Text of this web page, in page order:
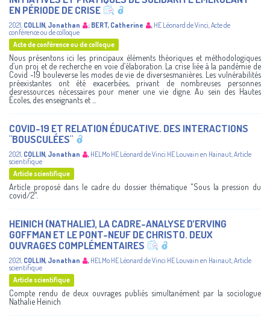
EN PÉRIODE DE CRISE
2021 COLLIN, Jonathan ; BERT, Catherine , HE Léonard de Vinci Acte de
conférence ou de colloque
Acte de conférence ou de colloque
Nous présentons ici les principaux éléments théoriques et méthodologiques
d’un proj et de recherche en voie d’élaboration. La crise liée à la pandémie de
Covid -19 bouleverse les modes de vie de diversesmanières. Les vulnérabilités
préexistantes ont été exacerbées, privant de nombreuses personnes
desressources nécessaires pour mener une vie digne. Au sein des Hautes
Écoles, des enseignants et ...
COVID-19 ET RELATION ÉDUCATIVE. DES INTERACTIONS
"BOUSCULÉES"
2021 COLLIN, Jonathan , HELMo HE Léonard de Vinci HE Louvain en Hainaut Article
scientifique
Article scientifique
Article proposé dans le cadre du dossier thématique "Sous la pression du
covid/2".
HEINICH (NATHALIE), LA CADRE-ANALYSE D’ERVING
GOFFMAN ET LE PONT-NEUF DE CHRISTO. DEUX
OUVRAGES COMPLÉMENTAIRES
2021, COLLIN, Jonathan , HELMo HE Léonard de Vinci HE Louvain en Hainaut,Article
scientifique
Article scientifique
Compte rendu de deux ouvrages publiés simultanément par la sociologue
Nathalie Heinich